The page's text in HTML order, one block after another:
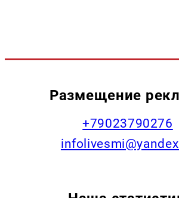
Размещение
+79023790276